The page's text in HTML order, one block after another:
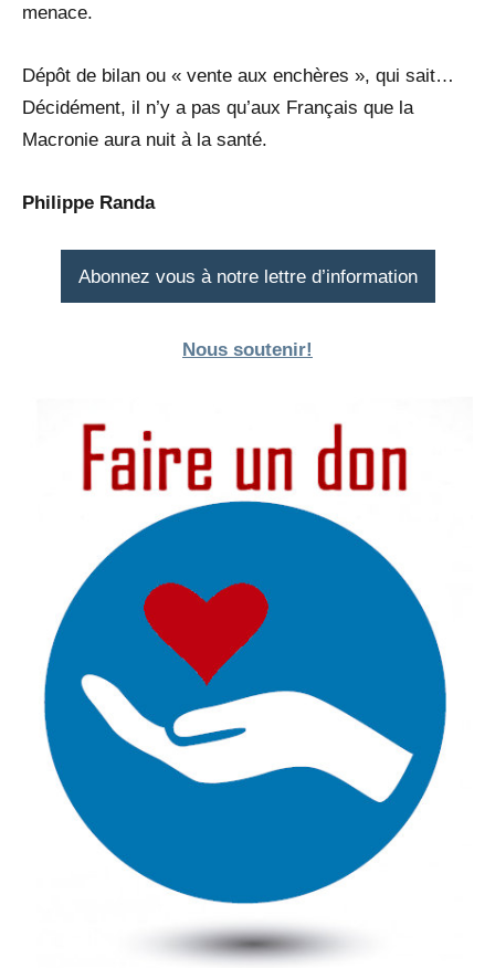
menace.
Dépôt de bilan ou « vente aux enchères », qui sait…
Décidément, il n’y a pas qu’aux Français que la
Macronie aura nuit à la santé.
Philippe Randa
Abonnez vous à notre lettre d’information
Nous soutenir!